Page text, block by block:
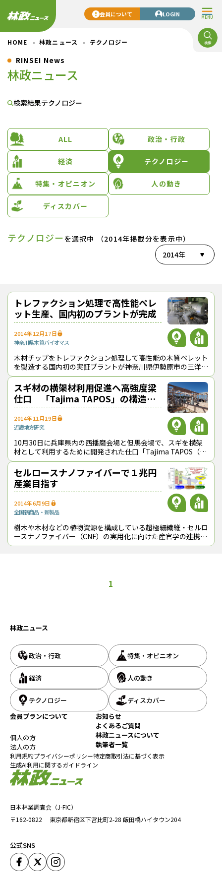
MENU
会員について LOGIN
HOME 林政ニュース テクノロジー
RINSEI News
林政ニュース
検索結果テクノロジー
ALL 政治・行政
経済 テクノロジー
特集・オピニオン 人の動き
ディスカバー
テクノロジー を選択中 （2014年掲載分を表示中）
2014年
トレファクション処理で高性能ペレ
ット生産、国内初のプラントが完成
2014年12月17日
神奈川県木質バイオマス
木材チップをトレファクション処理して高性能の木質ペレット
を製造する国内初の実証プラントが神奈川県伊勢原市の三洋機
械工業（株）内に完成した。 トレファクションとは「焙煎」
の意味で、木材チップに熱
スギ材の横架材利用促進へ高強度梁
仕口 「Tajima TAPOS」の構造見
学会を開催
2014年11月19日
近畿地方研究
10月30日に兵庫県内の西播磨会場と但馬会場で、スギを横架
材として利用するために開発された仕口「Tajima TAPOS（但
馬テイボス）」を使った木造施設の構造見学会が開催された。
「Taji
セルロースナノファイバーで１兆円
産業目指す
2014年6月9日
全国新商品・新製品
樹木や木材などの植物資源を構成している超極細繊維・セルロ
ースナノファイバー（CNF）の実用化に向けた産官学の連携プ
ロジェクトが動き出した。 2030年までに１兆円規模の新市場
1
日本林業調査会（J-FIC）
〒162-0822
東京都新宿区下宮比町2-28 飯田橋ハイタウン204
公式SNS
林政ニュース
政治・行政 特集・オピニオン
経済 人の動き
テクノロジー
ディスカバー
会員プランについて
個人の方
法人の方
お知らせ
よくあるご質問
林政ニュースについて
執筆者一覧
利用規約プライバシーポリシー特定商取引法に基づく表示
生成AI利用に関するガイドライン